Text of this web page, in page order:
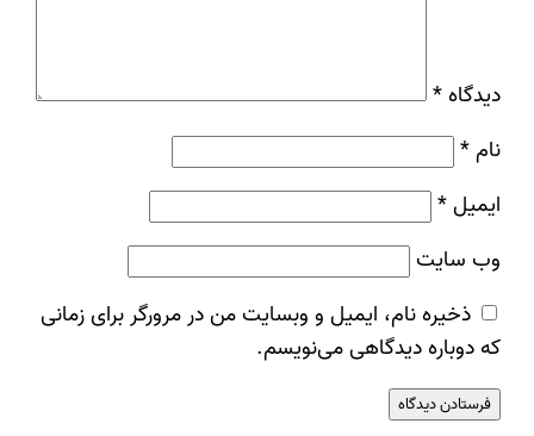
دیدگاه *
نام*
ایمیل*
وب‌ سایت
ذخیره نام، ایمیل و وبسایت من در مرورگر برای زمانی
که دوباره دیدگاهی می‌نویسم.